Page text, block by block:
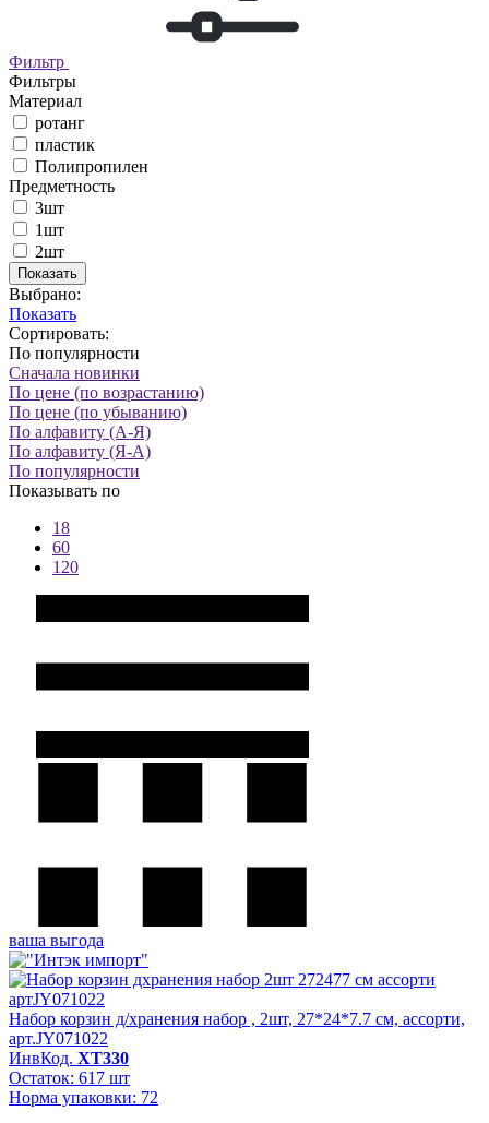
Фильтр
Фильтры
Материал
ротанг
пластик
Полипропилен
Предметность
3шт
1шт
2шт
Показать
Выбрано:
Показать
Сортировать:
По популярности
Сначала новинки
По цене (по возрастанию)
По цене (по убыванию)
По алфавиту (А-Я)
По алфавиту (Я-А)
По популярности
Показывать по
18
60
120
ваша выгода
Набор корзин д/хранения набор , 2шт, 27*24*7.7 см, ассорти,
арт.JY071022
ИнвКод. ХТ330
Остаток: 617 шт
Норма упаковки: 72